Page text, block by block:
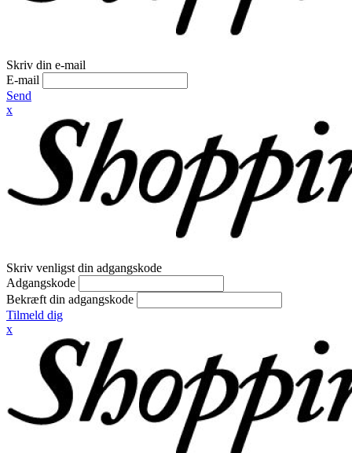
Skriv din e-mail
E-mail
Send
x
Skriv venligst din adgangskode
Adgangskode
Bekræft din adgangskode
Tilmeld dig
x